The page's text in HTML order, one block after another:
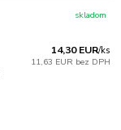
14,30 EUR/ks
11,63 EUR bez DPH
skladom